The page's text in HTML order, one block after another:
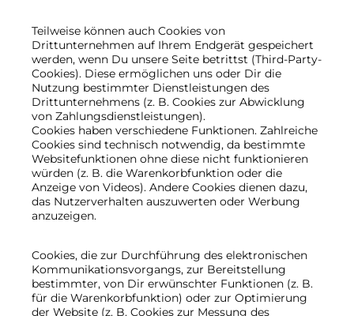
Teilweise können auch Cookies von
Drittunternehmen auf Ihrem Endgerät gespeichert
werden, wenn Du unsere Seite betrittst (Third-Party-
Cookies). Diese ermöglichen uns oder Dir die
Nutzung bestimmter Dienstleistungen des
Drittunternehmens (z. B. Cookies zur Abwicklung
von Zahlungsdienstleistungen).
Cookies haben verschiedene Funktionen. Zahlreiche
Cookies sind technisch notwendig, da bestimmte
Websitefunktionen ohne diese nicht funktionieren
würden (z. B. die Warenkorbfunktion oder die
Anzeige von Videos). Andere Cookies dienen dazu,
das Nutzerverhalten auszuwerten oder Werbung
anzuzeigen.
Cookies, die zur Durchführung des elektronischen
Kommunikationsvorgangs, zur Bereitstellung
bestimmter, von Dir erwünschter Funktionen (z. B.
für die Warenkorbfunktion) oder zur Optimierung
der Website (z. B. Cookies zur Messung des